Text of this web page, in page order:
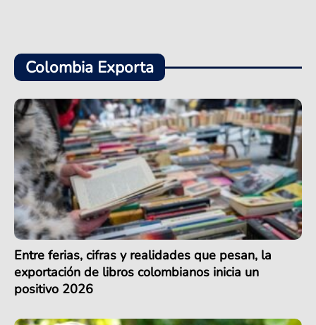
Colombia Exporta
Entre ferias, cifras y realidades que pesan, la
exportación de libros colombianos inicia un
positivo 2026